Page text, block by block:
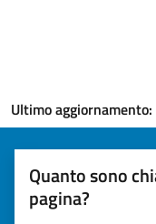
Ultimo aggiornamento:
Quanto sono
pagina?